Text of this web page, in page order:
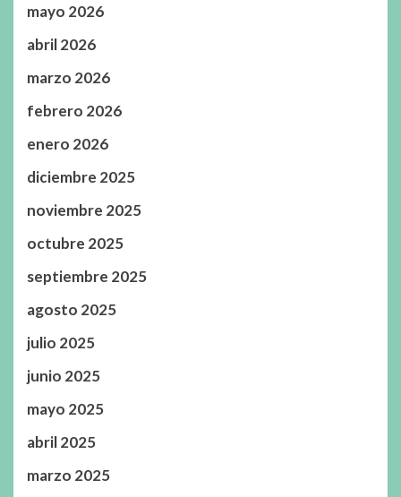
mayo 2026
abril 2026
marzo 2026
febrero 2026
enero 2026
diciembre 2025
noviembre 2025
octubre 2025
septiembre 2025
agosto 2025
julio 2025
junio 2025
mayo 2025
abril 2025
marzo 2025